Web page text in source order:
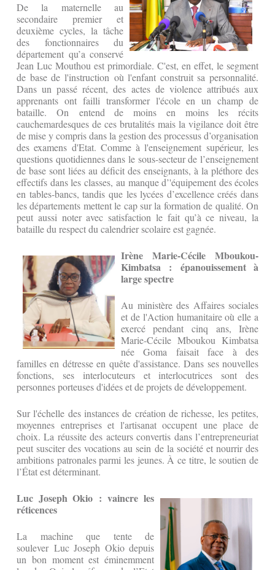
De la maternelle au
secondaire premier et
deuxième cycles, la tâche
des fonctionnaires du
département qu’a conservé
Jean Luc Mouthou est primordiale. C'est, en effet, le segment
de base de l'instruction où l'enfant construit sa personnalité.
Dans un passé récent, des actes de violence attribués aux
apprenants ont failli transformer l'école en un champ de
bataille. On entend de moins en moins les récits
cauchemardesques de ces brutalités mais la vigilance doit être
de mise y compris dans la gestion des processus d’organisation
des examens d'Etat. Comme à l'enseignement supérieur, les
questions quotidiennes dans le sous-secteur de l’enseignement
de base sont liées au déficit des enseignants, à la pléthore des
effectifs dans les classes, au manque d’'équipement des écoles
en tables-bancs, tandis que les lycées d’excellence créés dans
les départements mettent le cap sur la formation de qualité. On
peut aussi noter avec satisfaction le fait qu’à ce niveau, la
bataille du respect du calendrier scolaire est gagnée.
Irène Marie-Cécile Mboukou-
Kimbatsa : épanouissement à
large spectre
Au ministère des Affaires sociales
et de l'Action humanitaire où elle a
exercé pendant cinq ans, Irène
Marie-Cécile Mboukou Kimbatsa
née Goma faisait face à des
familles en détresse en quête d'assistance. Dans ses nouvelles
fonctions, ses interlocuteurs et interlocutrices sont des
personnes porteuses d'idées et de projets de développement.
Sur l'échelle des instances de création de richesse, les petites,
moyennes entreprises et l'artisanat occupent une place de
choix. La réussite des acteurs convertis dans l’entrepreneuriat
peut susciter des vocations au sein de la société et nourrir des
ambitions patronales parmi les jeunes. À ce titre, le soutien de
l’État est déterminant.
Luc Joseph Okio : vaincre les
réticences
La machine que tente de
soulever Luc Joseph Okio depuis
un bon moment est éminemment